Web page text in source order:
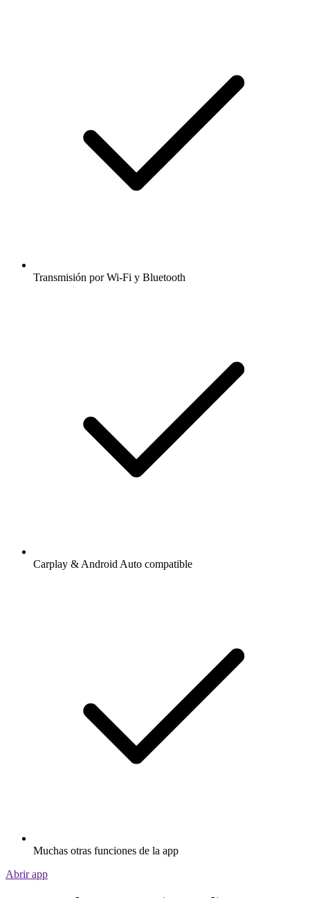
Transmisión por Wi-Fi y Bluetooth
Carplay & Android Auto compatible
Muchas otras funciones de la app
Abrir app